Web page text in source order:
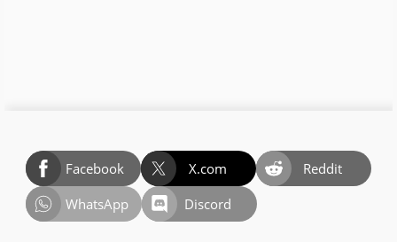
Facebook X.com
Reddit
WhatsApp
Discord